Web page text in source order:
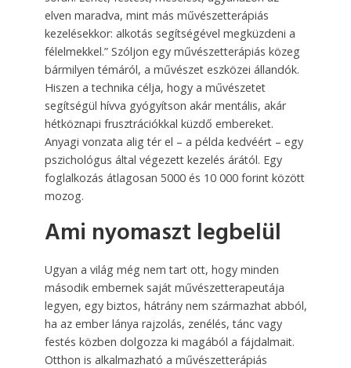
elven maradva, mint más művészetterápiás
kezelésekkor: alkotás segítségével megküzdeni a
félelmekkel.” Szóljon egy művészetterápiás közeg
bármilyen témáról, a művészet eszközei állandók.
Hiszen a technika célja, hogy a művészetet
segítségül hívva gyógyítson akár mentális, akár
hétköznapi frusztrációkkal küzdő embereket.
Anyagi vonzata alig tér el – a példa kedvéért – egy
pszichológus által végezett kezelés árától. Egy
foglalkozás átlagosan 5000 és 10 000 forint között
mozog.
Ami nyomaszt legbelül
Ugyan a világ még nem tart ott, hogy minden
második embernek saját művészetterapeutája
legyen, egy biztos, hátrány nem származhat abból,
ha az ember lánya rajzolás, zenélés, tánc vagy
festés közben dolgozza ki magából a fájdalmait.
Otthon is alkalmazható a művészetterápiás